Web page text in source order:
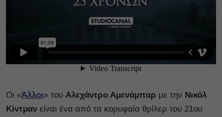
Οι «Άλλοι» του Αλεχάντρο Αμενάμπαρ με την Νικόλ
Κίντμαν είναι ένα από τα κορυφαία θρίλερ του 21ου